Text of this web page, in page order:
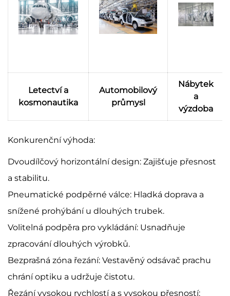
Letectví a
kosmonautika
Automobilový
průmysl
Nábytek
a
výzdoba
Konkurenční výhoda:
Dvoudílčový horizontální design: Zajišťuje přesnost
a stabilitu.
Pneumatické podpěrné válce: Hladká doprava a
snížené prohýbání u dlouhých trubek.
Volitelná podpěra pro vykládání: Usnadňuje
zpracování dlouhých výrobků.
Bezprašná zóna řezání: Vestavěný odsávač prachu
chrání optiku a udržuje čistotu.
Řezání vysokou rychlostí a s vysokou přesností: